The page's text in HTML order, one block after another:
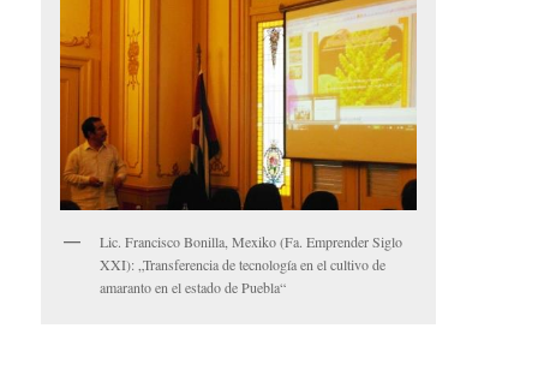
Lic. Francisco Bonilla, Mexiko (Fa. Emprender Siglo
XXI): „Transferencia de tecnología en el cultivo de
amaranto en el estado de Puebla“